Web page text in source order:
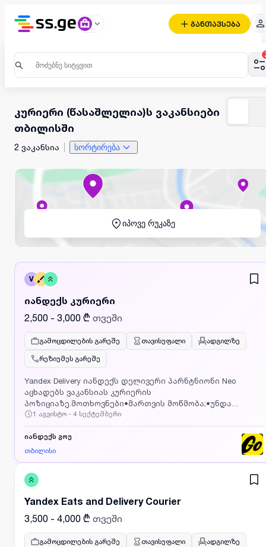
განთავსება
კურიერი (წასაშლელია)ს ვაკანსიები
თბილისში
2 ვაკანსია სორტირება
იპოვე რუკაზე
V
იანდექს კურიერი
2,500 - 3,000 ₾ თვეში
გამოცდილების გარეშე თავისუფალი
ადგილზე
რეზიუმეს გარეშე
Yandex Delivery იანდექს დელივერი პარნტნიონი Neo
აცხადებს ვაკანსიას კურიერის
პოზიციაზე.მოთხოვნები•მართვის მოწმობა;•უნდა
გყავდეთ მოპედი ან მანქანა;•Android ან iphone
პლატფორმის ტელეფონი.პირობები•ანაზღაურება
გამომუშვებით 3000-4000 ლარი თვეში;•თავისუფალი
გრაფიკი ( იმუშავეთ როცა გინდათ და რამდენიც გინდათ
24/7;•რეგისტრაცია 5 წუთში, სახლიდან
გაუსვლელად;•დეტალური ინფორმაციისთვის
საიტზე https://yandex-partner.ge/
1 აგვისტო - 4 სექტემბერი
იანდექს გოუ
თბილისი
Yandex Eats and Delivery Courier
3,500 - 4,000 ₾ თვეში
გამოცდილების გარეშე თავისუფალი
ადგილზე